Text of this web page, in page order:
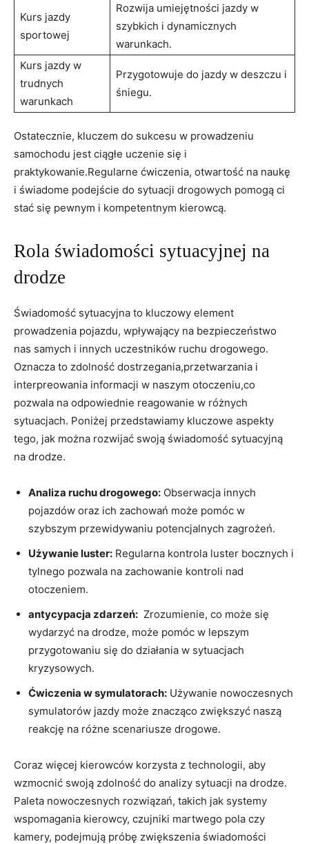
Kurs⁤ jazdy
sportowej
Rozwija umiejętności ⁢jazdy ⁤w
szybkich i ‌dynamicznych
warunkach.
Kurs jazdy⁤ w
trudnych
warunkach
Przygotowuje do jazdy w deszczu i
śniegu.
Ostatecznie, kluczem ⁣do sukcesu w prowadzeniu
samochodu jest ciągłe ⁤uczenie się ⁢i
praktykowanie.Regularne ćwiczenia, otwartość na naukę
i świadome podejście do sytuacji drogowych ⁤pomogą ci ​
stać się pewnym i kompetentnym kierowcą.
Rola świadomości sytuacyjnej ‌na
drodze
Świadomość‍ sytuacyjna to kluczowy element
prowadzenia pojazdu, wpływający​ na bezpieczeństwo
nas samych i innych uczestników ruchu drogowego.
Oznacza to zdolność dostrzegania,przetwarzania i
interpreowania informacji w ⁢naszym otoczeniu,co
pozwala na odpowiednie reagowanie w różnych
⁤sytuacjach. Poniżej przedstawiamy kluczowe aspekty
tego, jak można rozwijać swoją świadomość sytuacyjną
na drodze.
Analiza ruchu drogowego: Obserwacja innych⁢
pojazdów oraz​ ich zachowań może pomóc w
szybszym przewidywaniu potencjalnych zagrożeń.
Używanie luster: Regularna kontrola luster bocznych i
tylnego pozwala na zachowanie kontroli nad
⁣otoczeniem.
antycypacja zdarzeń: ‍ Zrozumienie, co może się
wydarzyć na drodze, może pomóc w lepszym
przygotowaniu się ​do działania w sytuacjach
kryzysowych.
Ćwiczenia w symulatorach: Używanie ‍nowoczesnych
symulatorów jazdy może znacząco​ zwiększyć naszą
reakcję na różne scenariusze drogowe.
Coraz więcej kierowców korzysta z technologii, aby
wzmocnić swoją zdolność do analizy sytuacji na drodze.
Paleta nowoczesnych ⁤rozwiązań,‍ takich jak systemy
wspomagania kierowcy, czujniki⁢ martwego pola czy⁣
kamery, podejmują​ próbę zwiększenia świadomości